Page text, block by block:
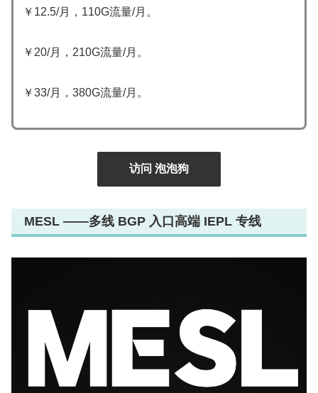
￥12.5/月，110G流量/月。
￥20/月，210G流量/月。
￥33/月，380G流量/月。
访问 泡泡狗
MESL ——多线 BGP 入口高端 IEPL 专线